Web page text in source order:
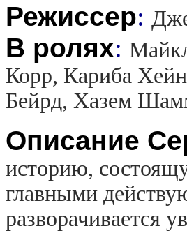
Режиссер:
В ролях:
Корр, Кариба
Бейрд, Хазем
Описание
историю,
главными
разворачивается